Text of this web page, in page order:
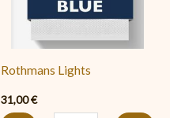
Rothmans Lights
31,00€